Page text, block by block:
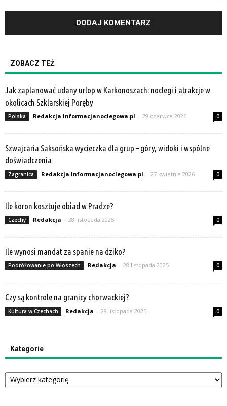
ZOBACZ TEŻ
Jak zaplanować udany urlop w Karkonoszach: noclegi i atrakcje w
okolicach Szklarskiej Poręby
Polska Redakcja Informacjanoclegowa.pl - 29 czerwca 2026 0
Szwajcaria Saksońska wycieczka dla grup – góry, widoki i wspólne
doświadczenia
Zagranica Redakcja Informacjanoclegowa.pl - 27 kwietnia 2026 0
Ile koron kosztuje obiad w Pradze?
Czechy Redakcja - 28 listopada 2025 0
Ile wynosi mandat za spanie na dziko?
Podróżowanie po Włoszech Redakcja - 28 listopada 2025 0
Czy są kontrole na granicy chorwackiej?
Kultura w Czechach Redakcja - 28 listopada 2025 0
Kategorie
Kategorie